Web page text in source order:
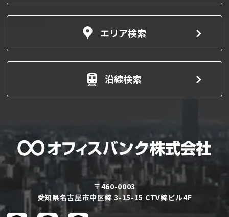
エリア検索
沿線検索
〒460-0003
愛知県名古屋市中区錦 3-15-15 CTV錦ビル4F